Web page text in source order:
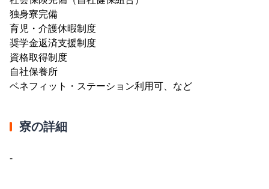
独身寮完備
育児・介護休暇制度
奨学金返済支援制度
資格取得制度
自社保養所
ベネフィット・ステーション利用可、など
寮の詳細
-